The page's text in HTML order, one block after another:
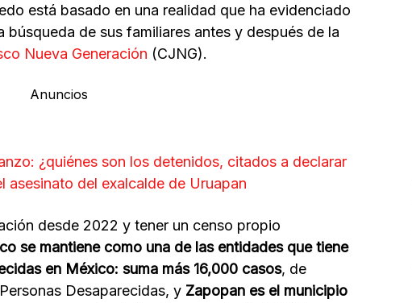
está basado en una realidad que ha evidenciado
de sus familiares antes y después de la
Nueva Generación (CJNG).
Anuncios
¿quiénes son los detenidos, citados a declarar
asesinato del exalcalde de Uruapan
desde 2022 y tener un censo propio
se mantiene como una de las entidades que tiene
en México: suma más 16,000 casos, de
Desaparecidas, y Zapopan es el municipio